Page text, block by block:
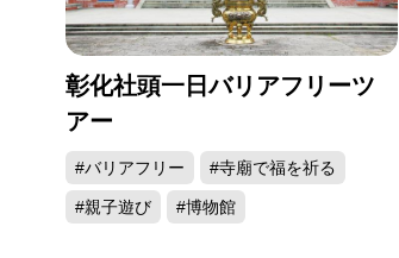
彰化社頭一日バリアフリーツ
アー
#バリアフリー #寺廟で福を祈る
#親子遊び #博物館